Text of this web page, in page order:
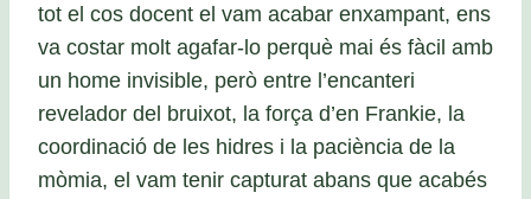
tot el cos docent el vam acabar enxampant, ens
va costar molt agafar-lo perquè mai és fàcil amb
un home invisible, però entre l’encanteri
revelador del bruixot, la força d’en Frankie, la
coordinació de les hidres i la paciència de la
mòmia, el vam tenir capturat abans que acabés